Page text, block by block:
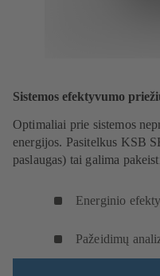
Sistemos efektyvumo
Optimaliai prie sistemos
energijos. Pasitelkus KSB
paslaugas) tai galima
Energinio
Pažeidimų